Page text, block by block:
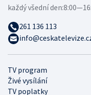
TV program
Živé vysílání
TV poplatky
každý všední den:
261 136 113